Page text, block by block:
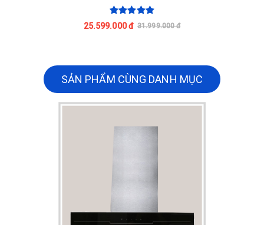
25.599.000 đ 31.999.000 đ
SẢN PHẨM CÙNG DANH MỤC